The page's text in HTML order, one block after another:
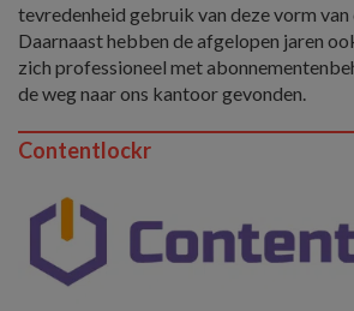
tevredenheid gebruik van deze vorm
Daarnaast hebben de afgelopen jaren
zich professioneel met
de weg naar ons kantoor gevonden.
Contentlockr